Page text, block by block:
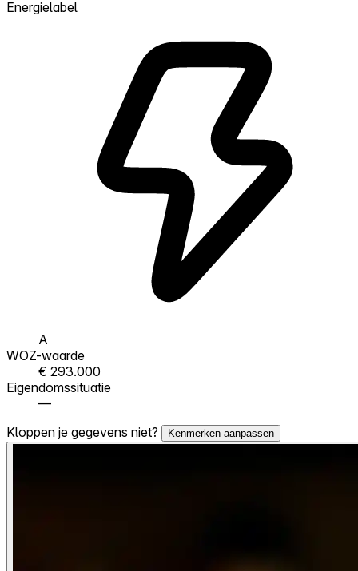
Energielabel
A
WOZ-waarde
€ 293.000
Eigendomssituatie
—
Kloppen je gegevens niet?
Kenmerken aanpassen